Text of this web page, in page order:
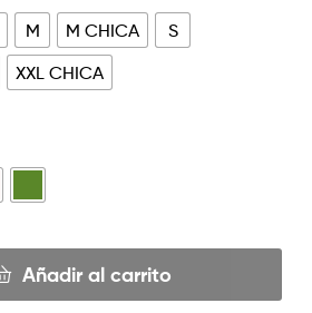
M M CHICA
S
XXL CHICA
Añadir al carrito